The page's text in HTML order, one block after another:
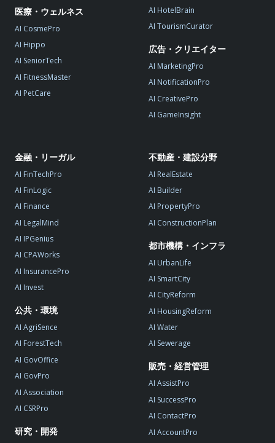
医療・ウェルネス
AI CosmePro
AI Hippo
AI SeniorTech
AI FitnessMaster
AI PetCare
AI HotelBrain
AI TourismCurator
広告・クリエイター
AI MarketingPro
AI NotificationPro
AI CreativePro
AI GameInsight
金融・リーガル
AI FinTechPro
AI FinLogic
AI Finance
AI LegalMind
AI IPGenius
AI CPAWorks
AI InsurancePro
AI Invest
公共・環境
AI AgriSence
AI ForestTech
AI GovOffice
AI GovPro
AI Association
AI CSRPro
研究・開発
不動産・建設分野
AI RealEstate
AI Builder
AI PropertyPro
AI ConstructionPlan
都市機構・インフラ
AI UrbanLife
AI SmartCity
AI CityReform
AI HousingReform
AI Water
AI Sewerage
販売・経営管理
AI AssistPro
AI SuccessPro
AI ContactPro
AI AccountPro